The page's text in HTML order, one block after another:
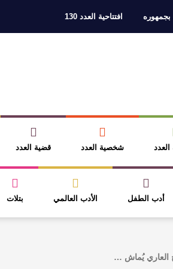
بجمهوره افتتاحية العدد 130
في “مملكة الله” للدكتور محمد بدوي عنترة
العدد شخصية العدد قضية العدد
أدب الطفل الأدب العالمي بتلات
العاري يُماش …